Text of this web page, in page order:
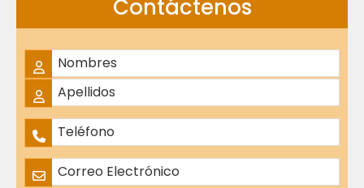
Contáctenos
Nombre Completo *
Nombres
Apellidos
Teléfono *
Correo Electrónico *